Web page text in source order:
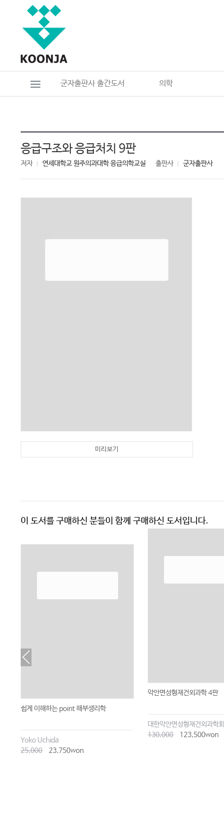
군자출판사 출간도서 의학
응급구조와 응급처치 9판
저자 연세대학교 원주의과대학 응급의학교실 출판사 군자출판사
미리보기
이 도서를 구매하신 분들이 함께 구매하신 도서입니다.
쉽게 이해하는 point 해부생리학
Yoko Uchida
25,000
23,750won
악안면성형재건외과학 4판
대한악안면성형재건외과학회
130,000
123,500won